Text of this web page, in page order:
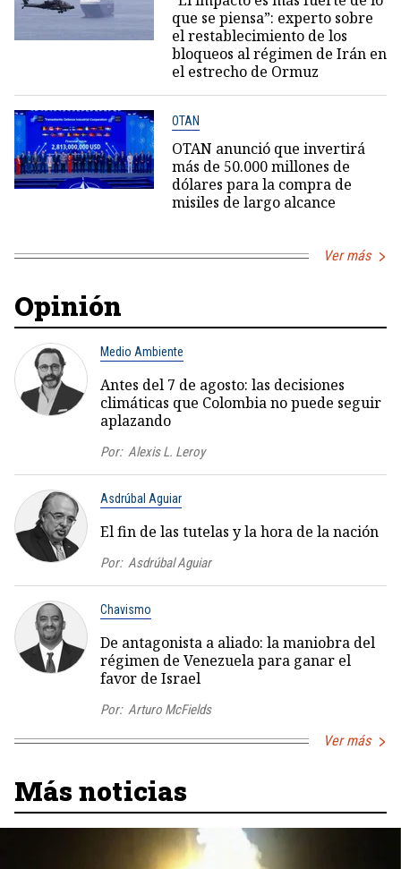
que se piensa”: experto sobre
el restablecimiento de los
bloqueos al régimen de Irán en
el estrecho de Ormuz
OTAN
OTAN anunció que invertirá
más de 50.000 millones de
dólares para la compra de
misiles de largo alcance
Ver más
Opinión
Medio Ambiente
Antes del 7 de agosto: las decisiones
climáticas que Colombia no puede seguir
aplazando
Por: Alexis L. Leroy
Asdrúbal Aguiar
El fin de las tutelas y la hora de la nación
Por: Asdrúbal Aguiar
Chavismo
De antagonista a aliado: la maniobra del
régimen de Venezuela para ganar el
favor de Israel
Por: Arturo McFields
Ver más
Más noticias